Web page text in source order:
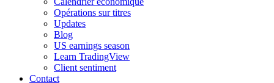
Opérations sur titres
Updates
Blog
US earnings season
Learn TradingView
Client sentiment
Contact